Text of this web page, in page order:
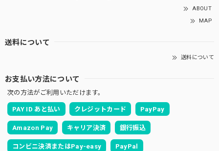
ABOUT
MAP
送料について
送料について
お支払い方法について
次の方法がご利用いただけます。
PAY ID あと払い クレジットカード PayPay
Amazon Pay キャリア決済 銀行振込
コンビニ決済またはPay-easy PayPal